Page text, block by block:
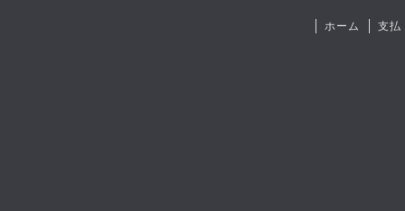
ホーム 支払